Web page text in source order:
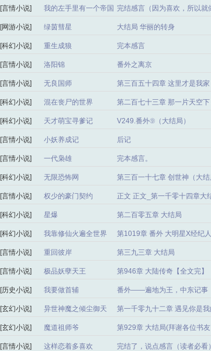
[言情小说] 我的左手里有一个帝国 完结感言（因为喜欢，所以就
[网游小说] 绿茵彗星 大结局 华丽的转身
[科幻小说] 重生成狼 完本感言
[言情小说] 洛阳锦 番外之离京
[言情小说] 无良国师 第三百五十四章 这里才是我家
[科幻小说] 混在丧尸的世界 第二百七十三章 那一片天空
[科幻小说] 天才萌宝寻爹记 V249.番外⑨（大结局）
[言情小说] 小妖养成记 后记
[言情小说] 一代枭雄 完本感言。
[科幻小说] 无限恐怖网 第三百一十七章 创世神（大结
[言情小说] 权少的豪门契约 正文 正文_第一千零十四章大
[科幻小说] 星爆 第二百零五章 大结局
[科幻小说] 我靠修仙火遍全世界 第1019章 番外 大明星X经纪人
[言情小说] 重回彼岸 第三九三章 大结局
[言情小说] 极品妖孽天王 第946章 大陆传奇【全文完】
[历史小说] 我要做首辅 番外——遍地为王，中东记事
[玄幻小说] 异世神魔之倾尘御天
第一千零九十二章 遇见你是
局）
[玄幻小说] 魔道祖师爷 第929章 大结局(拜谢各位书
[言情小说] 这样恋着多喜欢 完结了，说点感言（读者必看）